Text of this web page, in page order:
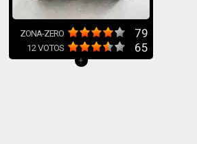
ZONA-ZERO 79
12VOTOS 65
+